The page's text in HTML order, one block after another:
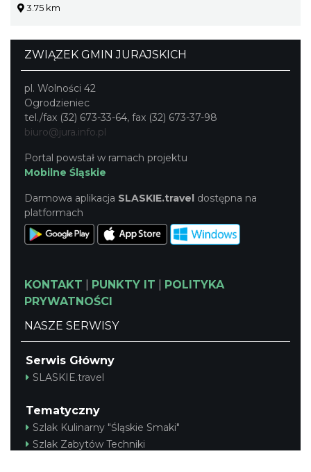
3.75 km
ZWIĄZEK GMIN JURAJSKICH
pl. Wolności 42
Ogrodzieniec
tel./fax (32) 673-33-64, fax (32) 673-37-98
biuro@jura.info.pl
Portal powstał w ramach projektu
Mobilne Śląskie
Darmowa aplikacja SLASKIE.travel dostępna na
platformach
KONTAKT PUNKTY IT
POLITYKA
PRYWATNOŚCI
NASZE SERWISY
Serwis Główny
SLASKIE.travel
Tematyczny
Szlak Kulinarny "Śląskie Smaki"
Szlak Zabytów Techniki